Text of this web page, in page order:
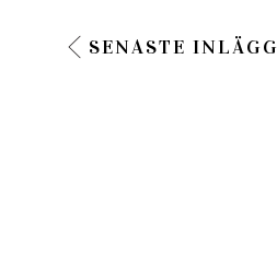
SENASTE INLÄGG